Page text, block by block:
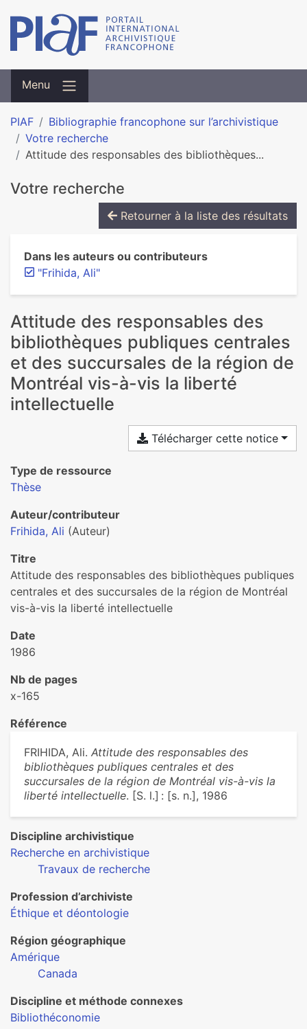
Menu
PIAF
Bibliographie francophone sur l’archivistique
Votre recherche
Attitude des responsables des bibliothèques...
Votre recherche
Retourner à la liste des résultats
Dans les auteurs ou contributeurs
"Frihida, Ali"
Attitude des responsables des
bibliothèques publiques centrales
et des succursales de la région de
Montréal vis-à-vis la liberté
intellectuelle
Télécharger cette notice
Type de ressource
Thèse
Auteur/contributeur
Frihida, Ali (Auteur)
Titre
Attitude des responsables des bibliothèques publiques
centrales et des succursales de la région de Montréal
vis-à-vis la liberté intellectuelle
Date
1986
Nb de pages
x-165
Référence
FRIHIDA, Ali. Attitude des responsables des
bibliothèques publiques centrales et des
succursales de la région de Montréal vis-à-vis la
liberté intellectuelle. [S. l.] : [s. n.], 1986
Discipline archivistique
Recherche en archivistique
Travaux de recherche
Profession d’archiviste
Éthique et déontologie
Région géographique
Amérique
Canada
Discipline et méthode connexes
Bibliothéconomie